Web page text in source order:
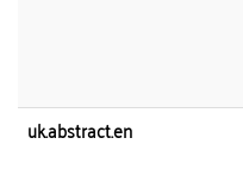
uk.abstract.en